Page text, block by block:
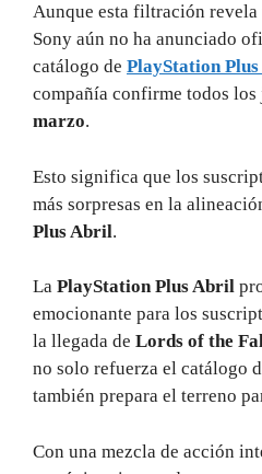
Aunque esta filtración
Sony aún no ha anunciado
catálogo de PlayStation
compañía confirme todos
marzo.
Esto significa que los
más sorpresas en la
Plus Abril.
La PlayStation Plus Abril
emocionante para los
la llegada de Lords of the
no solo refuerza el catálogo
también prepara el terreno
Con una mezcla de acción